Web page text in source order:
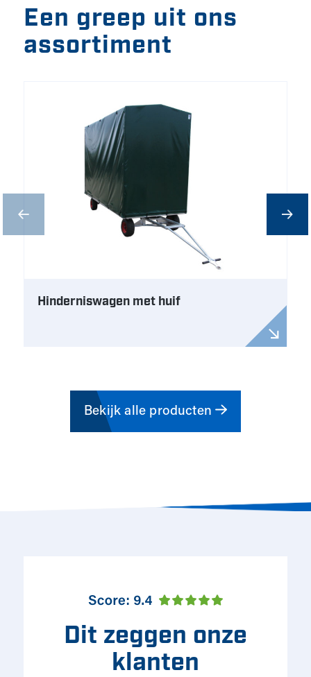
Een greep uit ons
assortiment
Hinderniswagen met huif
Bekijk alle producten
Dit zeggen onze
klanten